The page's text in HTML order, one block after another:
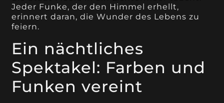
Jeder Funke, der den Himmel erhellt,
erinnert daran, die Wunder des Lebens zu
feiern.
Ein nächtliches
Spektakel: Farben und
Funken vereint